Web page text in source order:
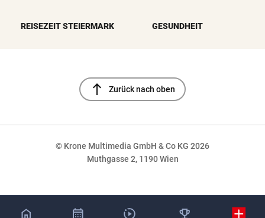
REISEZEIT STEIERMARK GESUNDHEIT
north Zurück nach oben
© Krone Multimedia GmbH & Co KG 2026
Muthgasse 2, 1190 Wien
NaN%